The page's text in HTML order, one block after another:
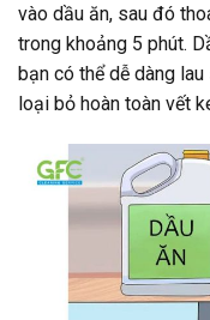
vào dầu ăn, sau đó
trong khoảng 5 phút.
bạn có thể dễ dàng
loại bỏ hoàn toàn vết